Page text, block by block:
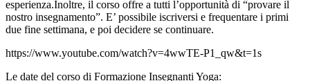
esperienza.Inoltre, il corso offre a tutti l’opportunità di “provare il
nostro insegnamento”. E’ possibile iscriversi e frequentare i primi
due fine settimana, e poi decidere se continuare.
https://www.youtube.com/watch?v=4wwTE-P1_qw&t=1s
Le date del corso di Formazione Insegnanti Yoga: